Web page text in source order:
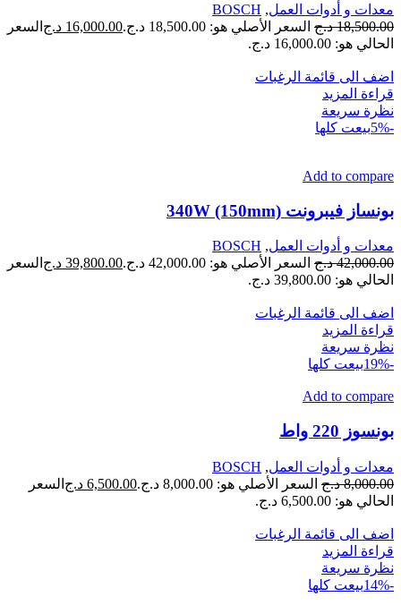
معدات و أدوات العمل,
BOSCH
18,500.00 د.ج السعر الأصلي هو: 18,500.00 د.ج. 16,000.00 د.ج السعر
الحالي هو: 16,000.00 د.ج.
اضف الى قائمة الرغبات
قراءة المزيد
نظرة سريعة
-5%
بيعت كلها
Add to compare
بونساز فيبرونت 340W (150mm)
معدات و أدوات العمل,
BOSCH
42,000.00 د.ج السعر الأصلي هو: 42,000.00 د.ج. 39,800.00 د.ج السعر
الحالي هو: 39,800.00 د.ج.
اضف الى قائمة الرغبات
قراءة المزيد
نظرة سريعة
-19%
بيعت كلها
Add to compare
بونسوز 220 واط
معدات و أدوات العمل,
BOSCH
8,000.00 د.ج السعر الأصلي هو: 8,000.00 د.ج. 6,500.00 د.ج السعر
الحالي هو: 6,500.00 د.ج.
اضف الى قائمة الرغبات
قراءة المزيد
نظرة سريعة
-14%
بيعت كلها